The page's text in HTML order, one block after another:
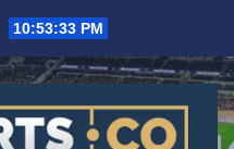
10:53:34 PM